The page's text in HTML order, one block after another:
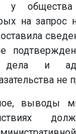
у общества
на запрос
дела и
не
выводы